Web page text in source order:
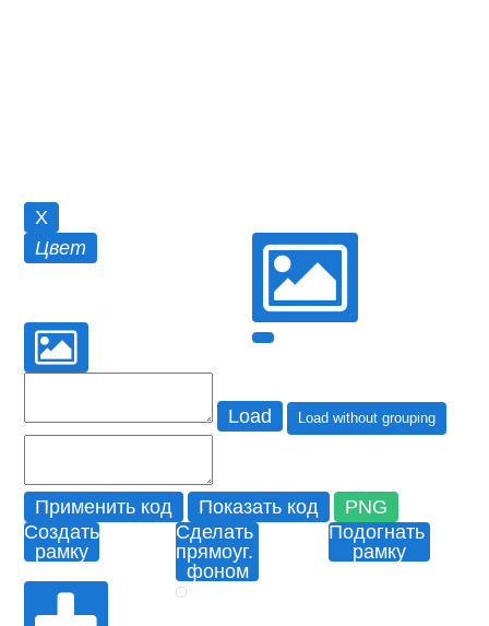
X
Цвет
Load Load without grouping
Применить код Показать код
PNG
Создать
рамку
Сделать
прямоуг.
фоном
Подогнать
рамку